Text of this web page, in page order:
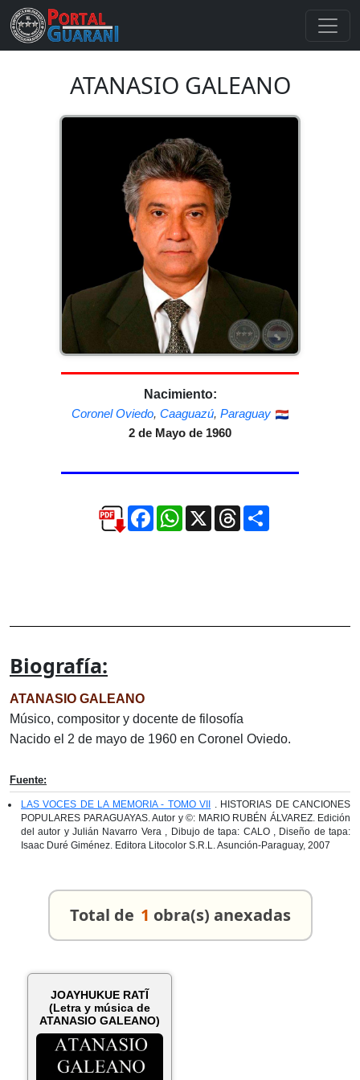
ATANASIO GALEANO
Nacimiento:
Coronel Oviedo, Caaguazú, Paraguay
2 de Mayo de 1960
FacebookWhatsApp
X ThreadsCompartir
Biografía:
ATANASIO GALEANO
Músico, compositor y docente de filosofía
Nacido el 2 de mayo de 1960 en Coronel Oviedo.
Fuente:
LAS VOCES DE LA MEMORIA - TOMO VII
. HISTORIAS DE CANCIONES
POPULARES PARAGUAYAS. Autor y ©: MARIO RUBÉN ÁLVAREZ. Edición
del autor y Julián Navarro Vera , Dibujo de tapa: CALO , Diseño de tapa:
Isaac Duré Giménez. Editora Litocolor S.R.L. Asunción-Paraguay, 2007
Total de 1 obra(s) anexadas
JOAYHUKUE RATĨ
(Letra y música de
ATANASIO GALEANO)